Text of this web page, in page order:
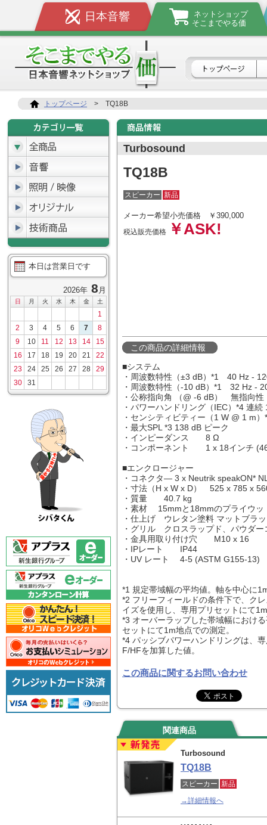
日本音響
ネットショップ
そこまでやる価
トップページ > TQ18B
本日は営業日です
2026年 8 月
日 月 火 水 木 金 土
1
2
3 4 5 6 7
8
9
10 11 12 13 14
15
16
17 18 19 20 21
22
23
24 25 26 27 28
29
30
31
Turbosound
TQ18B
スピーカー 新品
メーカー希望小売価格 ￥390,000
税込販売価格 ￥ASK!
この商品の詳細情報
■システム
・周波数特性（±3 dB）*1 40 Hz -
・周波数特性（-10 dB）*1 32 Hz -
・公称指向角 （@ -6 dB） 無指向性
・パワーハンドリング（IEC）*4 連
・センシティビティー（1 W @ 1
・最大SPL *3 138 dB ピーク
・インピーダンス 8 Ω
・コンポーネント 1 x 18インチ
■エンクロージャー
・コネクタ― 3 x Neutrik speakON*
・寸法（H x W x D） 525 x 785 x
・質量 40.7 kg
・素材 15mmと18mmのプライウッ
・仕上げ ウレタン塗料 マットブラ
・グリル クロスラップド、パウダー
・金具用取り付け穴 M10 x 16
・IPレート IP44
・UV レート 4-5 (ASTM G155-13)
*1 規定帯域幅の平均値。軸を中心に
*2 フリーフィールドの条件下で、ク
イズを使用し、専用プリセットにて
*3 オーバーラップした帯域幅におけ
セットにて1m地点での測定。
*4 パッシブパワーハンドリングは、
F/HFを加算した値。
この商品に関するお問い合わせ
関連商品
Turbosound
TQ18B
スピーカー 新品
→詳細情報へ